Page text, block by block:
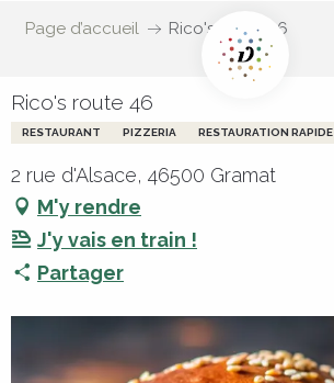
Page d’accueil Rico's route 46
Rico's route 46
RESTAURANT PIZZERIA RESTAURATION RAPIDE
2 rue d'Alsace, 46500 Gramat
M'y rendre
J'y vais en train !
Partager